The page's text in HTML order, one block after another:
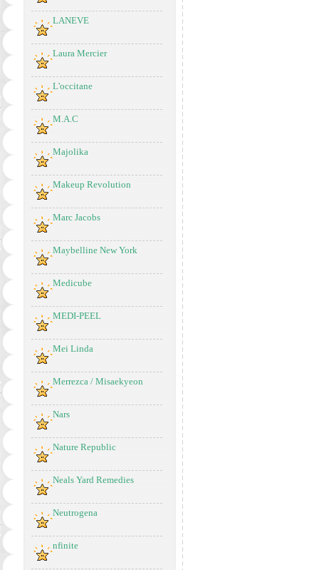
LANEVE
Laura Mercier
L'occitane
M.A.C
Majolika
Makeup Revolution
Marc Jacobs
Maybelline New York
Medicube
MEDI-PEEL
Mei Linda
Merrezca / Misaekyeon
Nars
Nature Republic
Neals Yard Remedies
Neutrogena
nfinite